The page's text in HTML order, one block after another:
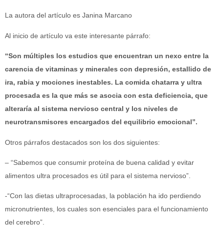
La autora del artículo es Janina Marcano
Al inicio de artículo va este interesante párrafo:
“Son múltiples los estudios que encuentran un nexo entre la
carencia de vitaminas y minerales con depresión, estallido de
ira, rabia y mociones inestables. La comida chatarra y ultra
procesada es la que más se asocia con esta deficiencia, que
alteraría al sistema nervioso central y los niveles de
neurotransmisores encargados del equilibrio emocional”.
Otros párrafos destacados son los dos siguientes:
– “Sabemos que consumir proteína de buena calidad y evitar
alimentos ultra procesados es útil para el sistema nervioso”.
-“Con las dietas ultraprocesadas, la población ha ido perdiendo
micronutrientes, los cuales son esenciales para el funcionamiento
del cerebro”.